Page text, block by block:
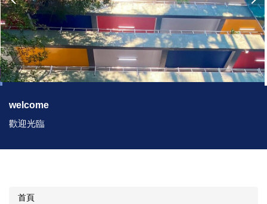
welcome
歡迎光臨
首頁